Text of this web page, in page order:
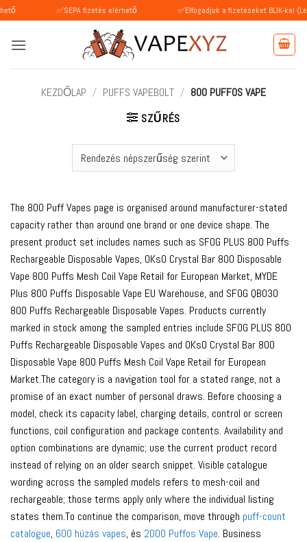
Skip
to
content
✅SEPA fizetés elérhető ✅Elfogadjuk a fizetéseket BLIK-kal
KEZDŐLAP / PUFFS VAPEBOLT / 800 PUFFOS VAPE
SZŰRÉS
The 800 Puff Vapes page is organised around manufacturer-stated
capacity rather than around one brand or one device shape. The
present product set includes names such as SFOG PLUS 800 Puffs
Rechargeable Disposable Vapes, OKsO Crystal Bar 800 Disposable
Vape 800 Puffs Mesh Coil Vape Retail for European Market, MYDE
Plus 800 Puffs Disposable Vape EU Warehouse, and SFOG QB030
800 Puffs Rechargeable Disposable Vapes. Products currently
marked in stock among the sampled entries include SFOG PLUS 800
Puffs Rechargeable Disposable Vapes and OKsO Crystal Bar 800
Disposable Vape 800 Puffs Mesh Coil Vape Retail for European
Market.The category is a navigation tool for a stated range, not a
promise of an exact number of personal draws. Before choosing a
model, check its capacity label, charging details, control or screen
functions, coil configuration and package contents. Availability and
option combinations are dynamic; use the current product record
instead of relying on an older search snippet. Visible catalogue
wording across the sampled models refers to mesh-coil and
rechargeable; those terms apply only where the individual listing
states them.To continue the comparison, move through puff-count
catalogue, 600 húzás vapes, és 2000 Puffos Vape. Business